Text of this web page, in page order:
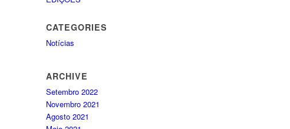
CATEGORIES
Notícias
ARCHIVE
Setembro 2022
Novembro 2021
Agosto 2021